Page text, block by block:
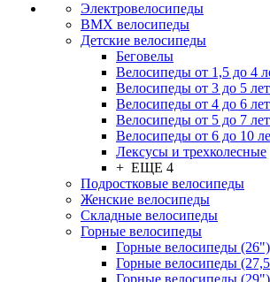
Электровелосипеды
BMX велосипеды
Детские велосипеды
Беговелы
Велосипеды от 1,5 до 4
Велосипеды от 3 до 5
Велосипеды от 4 до 6
Велосипеды от 5 до 7
Велосипеды от 6 до 10
Лексусы и трехколесные
+ ЕЩЕ 4
Подростковые велосипеды
Женские велосипеды
Складные велосипеды
Горные велосипеды
Горные велосипеды (26")
Горные велосипеды
Горные велосипеды (29")